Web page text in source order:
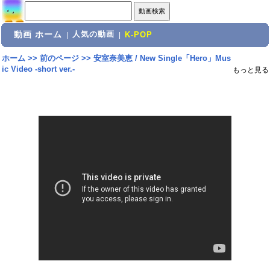
動画 ホーム 人気の動画 K-POP
ホーム>> 前のページ>> 安室奈美恵 / New Single「Hero」Mus
ic Video -short ver.-
もっと見る